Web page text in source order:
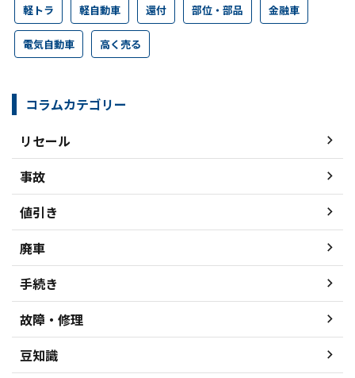
軽トラ 軽自動車 還付 部位・部品 金融車
電気自動車 高く売る
コラムカテゴリー
リセール
事故
値引き
廃車
手続き
故障・修理
豆知識